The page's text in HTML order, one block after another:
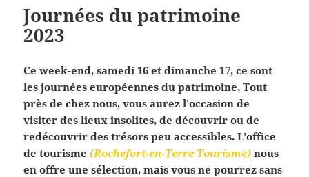
Journées du patrimoine
2023
Ce week-end, samedi 16 et dimanche 17, ce sont
les journées européennes du patrimoine. Tout
près de chez nous, vous aurez l’occasion de
visiter des lieux insolites, de découvrir ou de
redécouvrir des trésors peu accessibles. L’office
de tourisme(Rochefort-en-Terre Tourisme) nous
en offre une sélection, mais vous ne pourrez sans